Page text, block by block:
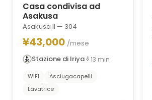
Casa condivisa ad
Asakusa
Asakusa II — 304
¥43,000 /mese
Stazione di Iriya
13 min
WiFi
Asciugacapelli
Lavatrice